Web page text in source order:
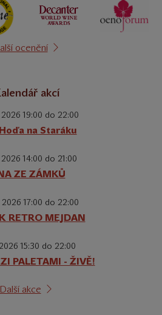
ocenění
akcí
19:00 do 22:00
na Staráku
2026 14:00 do 21:00
ZE ZÁMKŮ
2026 17:00 do 22:00
RETRO MEJDAN
2026 15:30 do 22:00
PALETAMI - ŽIVĚ!
Další akce